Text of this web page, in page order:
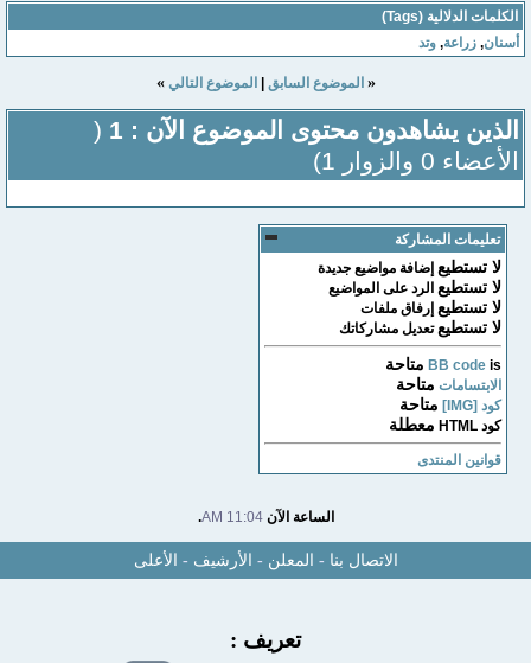
الكلمات الدلالية (Tags)
أسنان,زراعة,وتد
« الموضوع السابق|الموضوع التالي »
الذين يشاهدون محتوى الموضوع الآن : 1
(
الأعضاء 0 والزوار 1)
تعليمات المشاركة
لا تستطيعإضافة مواضيع جديدة
لا تستطيعالرد على المواضيع
لا تستطيعإرفاق ملفات
لا تستطيعتعديل مشاركاتك
BB codeis متاحة
الابتسامات متاحة
كود [IMG] متاحة
كود HTML معطلة
قوانين المنتدى
الساعة الآن11:04 AM
.
الاتصال بنا-المعلن-الأرشيف -الأعلى
تعريف :